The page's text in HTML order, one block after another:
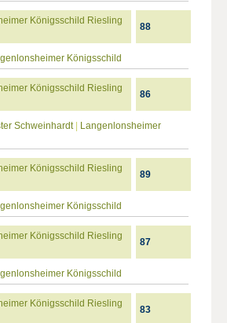
Königsschild Riesling
88
Königsschild
Königsschild Riesling
86
Schweinhardt|
Langenlonsheimer
Königsschild Riesling
89
Königsschild
Königsschild Riesling
87
Königsschild
Königsschild Riesling
83